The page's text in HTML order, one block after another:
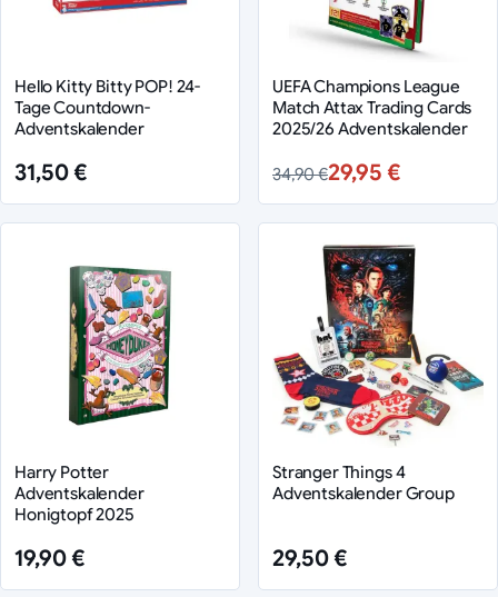
Hello Kitty Bitty POP! 24-
Tage Countdown-
Adventskalender
31,50 €
UEFA Champions League
Match Attax Trading Cards
2025/26 Adventskalender
34,90 €29,95 €
Harry Potter
Adventskalender
Honigtopf 2025
19,90 €
Stranger Things 4
Adventskalender Group
29,50 €